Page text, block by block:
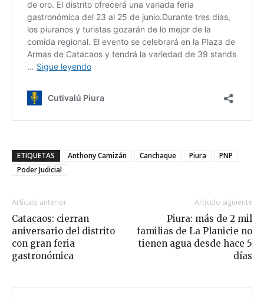
ETIQUETAS Anthony Camizán Canchaque Piura
PNP
Poder Judicial
Artículo anterior
Catacaos: cierran
aniversario del distrito
con gran feria
gastronómica
Artículo siguiente
Piura: más de 2 mil
familias de La Planicie no
tienen agua desde hace 5
días